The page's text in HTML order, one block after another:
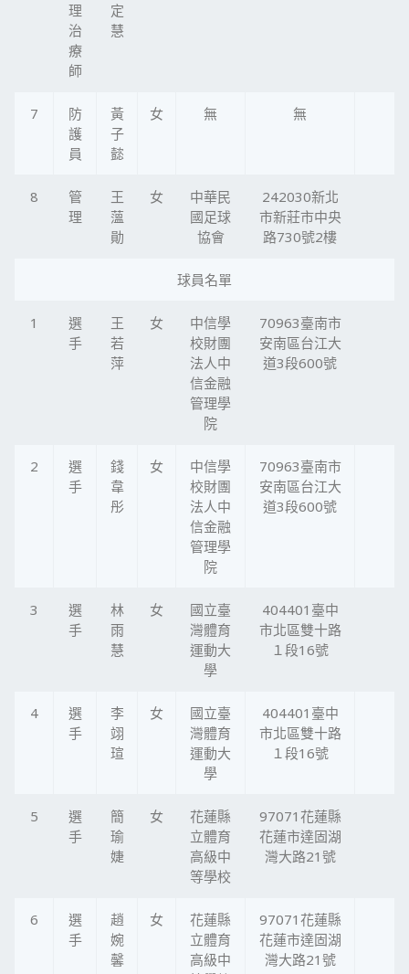
理
治
療
師
定
慧
7
防
護
員
黃
子
懿
女 無 無
8
管
理
王
薀
勛
女
中華民
國足球
協會
242030新北
市新莊市中央
路730號2樓
球員名單
1
選
手
王
若
萍
女
中信學
校財團
法人中
信金融
管理學
院
70963臺南市
安南區台江大
道3段600號
2
選
手
錢
韋
彤
女
中信學
校財團
法人中
信金融
管理學
院
70963臺南市
安南區台江大
道3段600號
3
選
手
林
雨
慧
女
國立臺
灣體育
運動大
學
404401臺中
市北區雙十路
１段16號
4
選
手
李
翊
瑄
女
國立臺
灣體育
運動大
學
404401臺中
市北區雙十路
１段16號
5
選
手
簡
瑜
婕
女
花蓮縣
立體育
高級中
等學校
97071花蓮縣
花蓮市達固湖
灣大路21號
6
選
手
趙
婉
馨
女
花蓮縣
立體育
高級中
97071花蓮縣
花蓮市達固湖
灣大路21號